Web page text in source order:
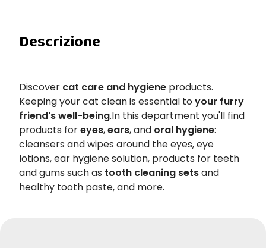
Descrizione
Discover cat care and hygiene products.
Keeping your cat clean is essential toyour furry
friend's well-being.In this department you'll find
products foreyes,ears, and oral hygiene:
cleansers and wipes around the eyes, eye
lotions, ear hygiene solution, products for teeth
and gums such as tooth cleaning setsand
healthy tooth paste, and more.